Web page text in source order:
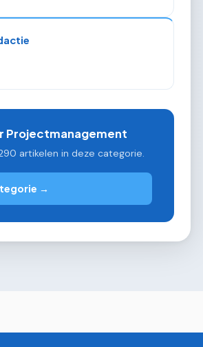
Projectmanagement
artikelen in deze categorie.
→